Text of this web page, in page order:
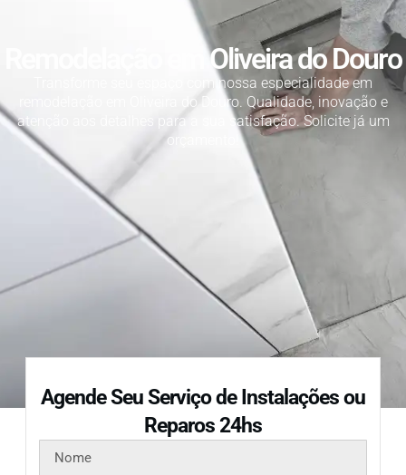
Remodelação em Oliveira do Douro
Transforme seu espaço com nossa especialidade em
remodelação em Oliveira do Douro. Qualidade, inovação e
atenção aos detalhes para a sua satisfação. Solicite já um
orçamento!
Agende Seu Serviço de Instalações ou
Reparos 24hs